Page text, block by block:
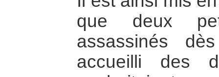
que deux
assassinés
accueilli des